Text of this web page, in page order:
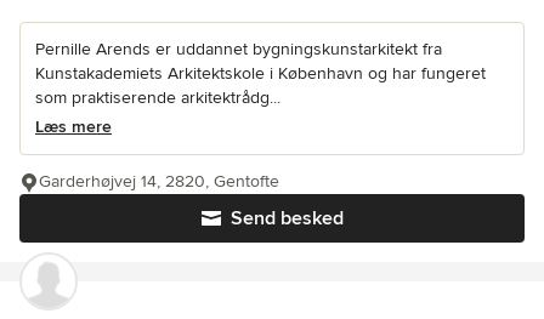
Pernille Arends er uddannet bygningskunstarkitekt fra
Kunstakademiets Arkitektskole i København og har fungeret
som praktiserende arkitektrådg...
Læs mere
Send besked
Garderhøjvej 14, 2820, Gentofte